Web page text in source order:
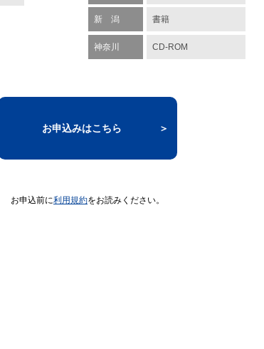
新 潟 書籍
神奈川 CD-ROM
お申込みはこちら
お申込前に利用規約をお読みください。